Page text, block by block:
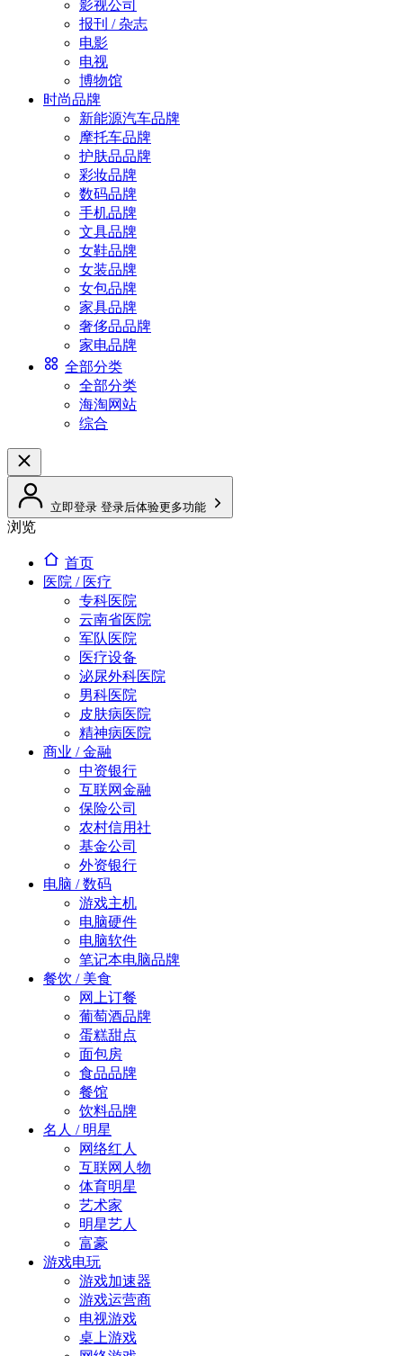
影视公司
报刊 / 杂志
电影
电视
博物馆
时尚品牌
新能源汽车品牌
摩托车品牌
护肤品品牌
彩妆品牌
数码品牌
手机品牌
文具品牌
女鞋品牌
女装品牌
女包品牌
家具品牌
奢侈品品牌
家电品牌
全部分类
全部分类
海淘网站
综合
立即登录 登录后体验更多功能
浏览
首页
医院 / 医疗
专科医院
云南省医院
军队医院
医疗设备
泌尿外科医院
男科医院
皮肤病医院
精神病医院
商业 / 金融
中资银行
互联网金融
保险公司
农村信用社
基金公司
外资银行
电脑 / 数码
游戏主机
电脑硬件
电脑软件
笔记本电脑品牌
餐饮 / 美食
网上订餐
葡萄酒品牌
蛋糕甜点
面包房
食品品牌
餐馆
饮料品牌
名人 / 明星
网络红人
互联网人物
体育明星
艺术家
明星艺人
富豪
游戏电玩
游戏加速器
游戏运营商
电视游戏
桌上游戏